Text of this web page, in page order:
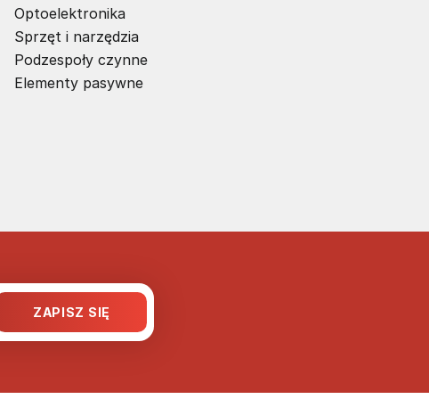
Optoelektronika
Sprzęt i narzędzia
Podzespoły czynne
Elementy pasywne